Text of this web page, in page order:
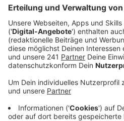
Veröffentlicht:Freitag,
Anzeige
Auszug aus der neuen
Anzeige